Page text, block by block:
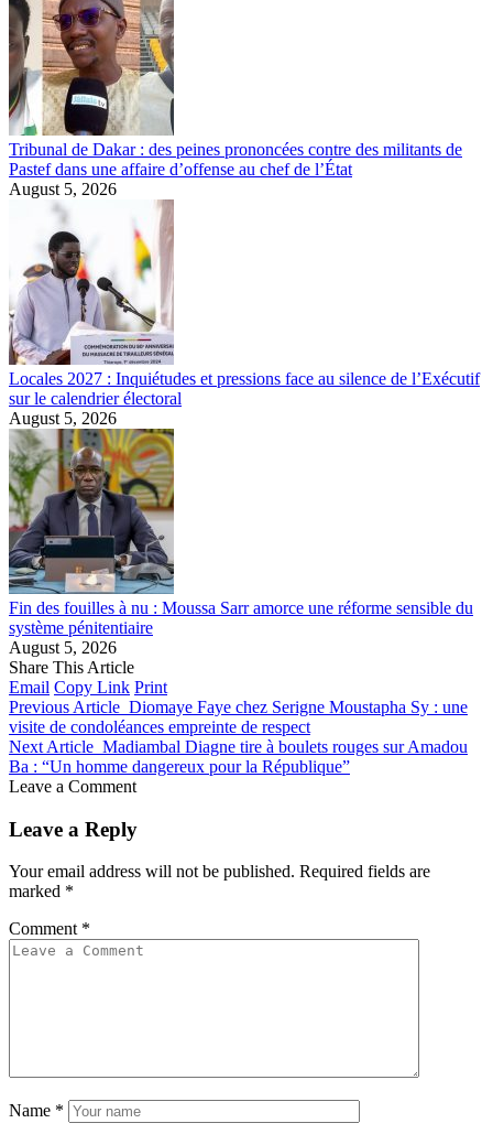
Tribunal de Dakar : des peines prononcées contre des militants de
Pastef dans une affaire d’offense au chef de l’État
August 5, 2026
Locales 2027 : Inquiétudes et pressions face au silence de l’Exécutif
sur le calendrier électoral
August 5, 2026
Fin des fouilles à nu : Moussa Sarr amorce une réforme sensible du
système pénitentiaire
August 5, 2026
Share This Article
Email Copy Link Print
Previous Article Diomaye Faye chez Serigne Moustapha Sy : une
visite de condoléances empreinte de respect
Next Article Madiambal Diagne tire à boulets rouges sur Amadou
Ba : “Un homme dangereux pour la République”
Leave a Comment
Leave a Reply
Your email address will not be published. Required fields are
marked *
Comment *
Name *